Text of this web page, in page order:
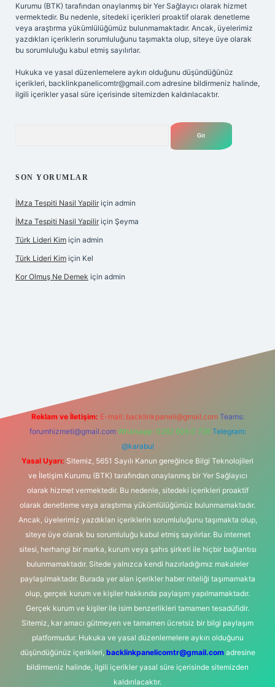
Kurumu (BTK) tarafından onaylanmış bir Yer Sağlayıcı olarak hizmet
vermektedir. Bu nedenle, sitedeki içerikleri proaktif olarak denetleme
veya araştırma yükümlülüğümüz bulunmamaktadır. Ancak, üyelerimiz
yazdıkları içeriklerin sorumluluğunu taşımakta olup, siteye üye olarak
bu sorumluluğu kabul etmiş sayılırlar.
Hukuka ve yasal düzenlemelere aykırı olduğunu düşündüğünüz
içerikleri, backlinkpanelicomtr@gmail.com adresine bildirmeniz halinde,
ilgili içerikler yasal süre içerisinde sitemizden kaldırılacaktır.
SON YORUMLAR
İMza Tespiti Nasil Yapilir için admin
İMza Tespiti Nasil Yapilir için Şeyma
Türk Lideri Kim için admin
Türk Lideri Kim için Kel
Kor Olmuş Ne Demek için admin
Reklam ve İletişim: E-mail: backlinkpaneli@gmail.com Teams:
forumhizmeti@gmail.com Whatsapp: 0262 606 0 726 Telegram:
@karabul
Yasal Uyarı: Sitemiz, 5651 Sayılı Kanun gereğince Bilgi Teknolojileri
ve İletişim Kurumu (BTK) tarafından onaylanmış bir Yer Sağlayıcı
olarak hizmet vermektedir. Bu nedenle, sitedeki içerikleri proaktif
olarak denetleme veya araştırma yükümlülüğümüz bulunmamaktadır.
Ancak, üyelerimiz yazdıkları içeriklerin sorumluluğunu taşımakta olup,
siteye üye olarak bu sorumluluğu kabul etmiş sayılırlar. Bu internet
sitesi, herhangi bir marka, kurum veya şahıs şirketi ile hiçbir bağlantısı
bulunmamaktadır. Sitede yalnızca kendi hazırladığımız makaleler
paylaşılmaktadır. Burada yer alan içerikler haber niteliği taşımamakta
olup, gerçek kurum ve kişiler hakkında paylaşım yapılmamaktadır.
Gerçek kurum ve kişiler ile isim benzerlikleri tamamen tesadüfidir.
Sitemiz, kar amacı gütmeyen ve tamamen ücretsiz bir bilgi paylaşım
platformudur. Hukuka ve yasal düzenlemelere aykırı olduğunu
düşündüğünüz içerikleri, backlinkpanelicomtr@gmail.comadresine
bildirmeniz halinde, ilgili içerikler yasal süre içerisinde sitemizden
kaldırılacaktır.